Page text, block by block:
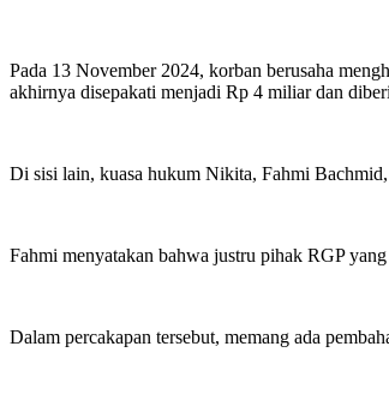
Pada 13 November 2024, korban berusaha
akhirnya disepakati menjadi Rp 4 miliar dan
Di sisi lain, kuasa hukum Nikita, Fahmi Bachmid,
Fahmi menyatakan bahwa justru pihak RGP
Dalam percakapan tersebut, memang ada